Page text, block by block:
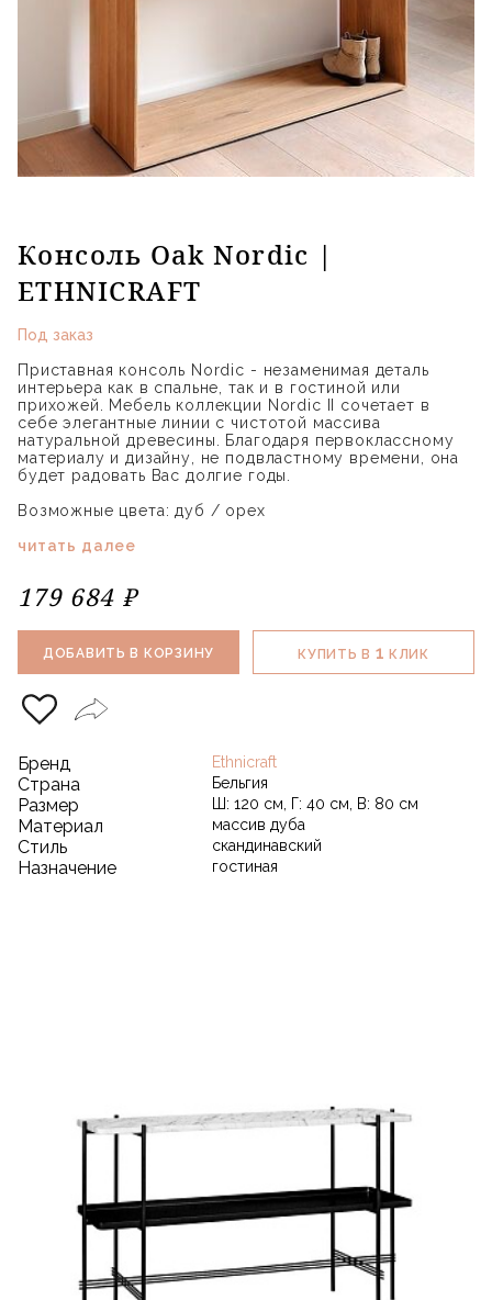
Консоль Oak Nordic |
ETHNICRAFT
Под заказ
Приставная консоль Nordic - незаменимая деталь
интерьера как в спальне, так и в гостиной или
прихожей. Мебель коллекции Nordic II сочетает в
себе элегантные линии с чистотой массива
натуральной древесины. Благодаря первоклассному
материалу и дизайну, не подвластному времени, она
будет радовать Вас долгие годы.
Возможные цвета: дуб / орех
читать далее
179 684 ₽
ДОБАВИТЬ В КОРЗИНУ КУПИТЬ В 1 КЛИК
Бренд Ethnicraft
Страна Бельгия
Размер Ш: 120 см, Г: 40 см, В: 80 см
Материал массив дуба
Стиль скандинавский
Назначение гостиная